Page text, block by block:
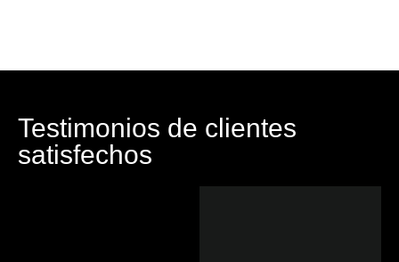
Testimonios de clientes
satisfechos